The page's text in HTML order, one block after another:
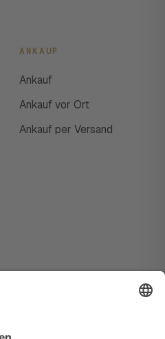
ANKAUF
Ankauf
Ankauf vor Ort
Ankauf per Versand